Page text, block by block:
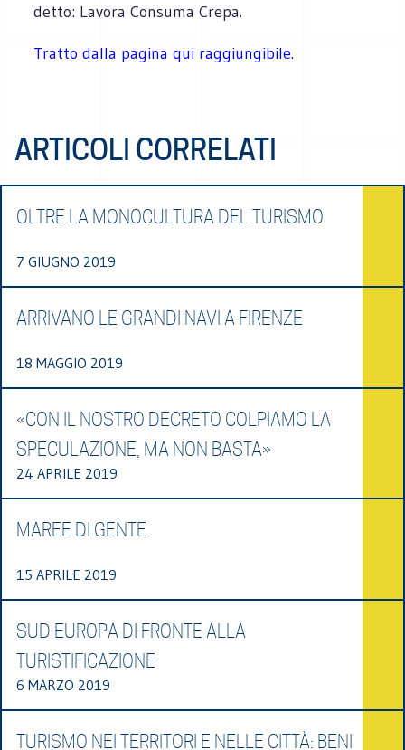
detto: Lavora Consuma Crepa.
Tratto dalla pagina qui raggiungibile.
ARTICOLI CORRELATI
OLTRE LA MONOCULTURA DEL TURISMO
7 GIUGNO 2019
ARRIVANO LE GRANDI NAVI A FIRENZE
18 MAGGIO 2019
«CON IL NOSTRO DECRETO COLPIAMO LA
SPECULAZIONE, MA NON BASTA»
24 APRILE 2019
MAREE DI GENTE
15 APRILE 2019
SUD EUROPA DI FRONTE ALLA
TURISTIFICAZIONE
6 MARZO 2019
TURISMO NEI TERRITORI E NELLE CITTÀ: BENI